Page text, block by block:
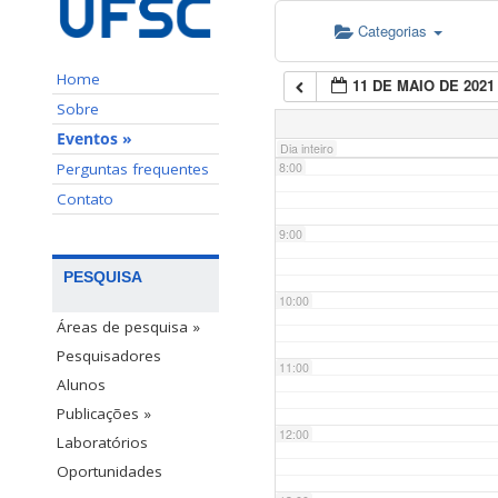
Home
Sobre
Eventos »
Perguntas frequentes
Contato
PESQUISA
Áreas de pesquisa »
Pesquisadores
Alunos
Publicações »
Laboratórios
Oportunidades
Categorias
11 DE MAIO DE 2021
Dia inteiro
7:00
8:00
9:00
10:00
11:00
12:00